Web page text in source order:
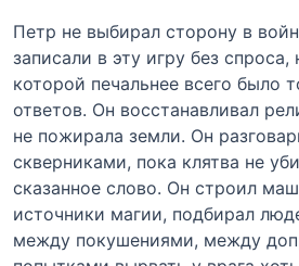
Петр не выбирал сторону в
записали в эту игру без спроса,
которой печальнее всего было
ответов. Он восстанавливал
не пожирала земли. Он
скверниками, пока клятва не
сказанное слово. Он строил
источники магии, подбирал
между покушениями, между